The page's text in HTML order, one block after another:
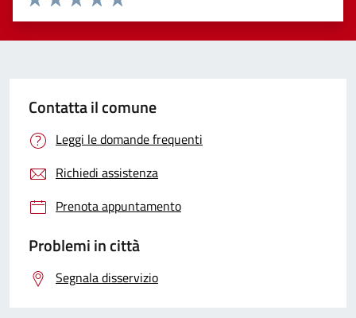
Valuta 5 stelle su 5
Valuta 4 stelle su 5
Valuta 3 stelle su 5
Valuta 2 stelle su 5
Valuta 1 stelle su 5
Contatta il comune
Leggi le domande frequenti
Richiedi assistenza
Prenota appuntamento
Problemi in città
Segnala disservizio